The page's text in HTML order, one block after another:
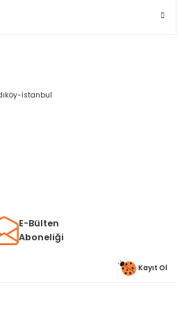
İstanbul
E-Bülten
Aboneliği
Kayıt Ol